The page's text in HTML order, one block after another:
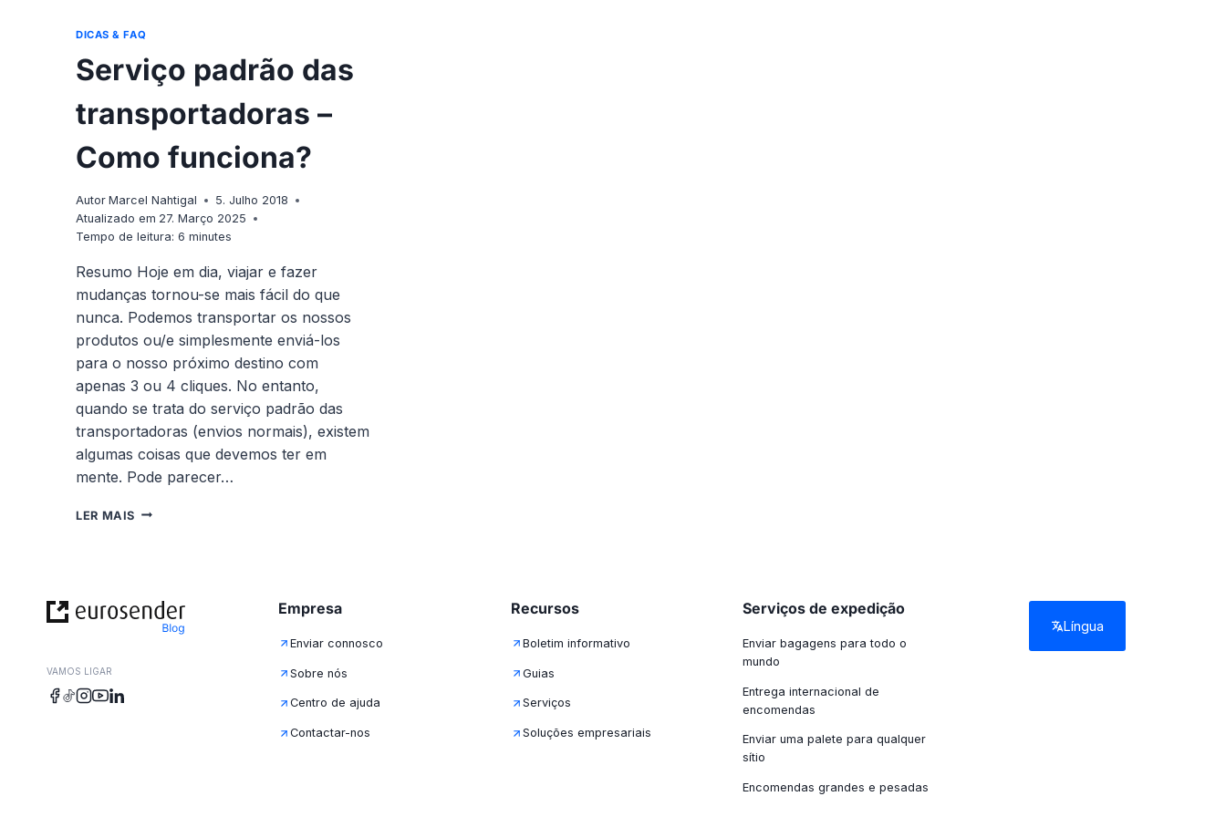
DICAS & FAQ
Serviço padrão das
transportadoras –
Como funciona?
Autor Marcel Nahtigal
5. Julho 2018
Atualizado em 27. Março 2025
Tempo de leitura: 6 minutes
Resumo Hoje em dia, viajar e fazer
mudanças tornou-se mais fácil do que
nunca. Podemos transportar os nossos
produtos ou/e simplesmente enviá-los
para o nosso próximo destino com
apenas 3 ou 4 cliques. No entanto,
quando se trata do serviço padrão das
transportadoras (envios normais), existem
algumas coisas que devemos ter em
mente. Pode parecer…
LER MAIS SERVIÇO
COMO
FUNCIONA?
VAMOS LIGAR
Empresa
Enviar connosco
Sobre nós
Centro de ajuda
Contactar-nos
Recursos
Boletim informativo
Guias
Serviços
Soluções empresariais
Serviços de expedição
Enviar bagagens para todo o
mundo
Entrega internacional de
encomendas
Enviar uma palete para qualquer
sítio
Encomendas grandes e pesadas
Língua